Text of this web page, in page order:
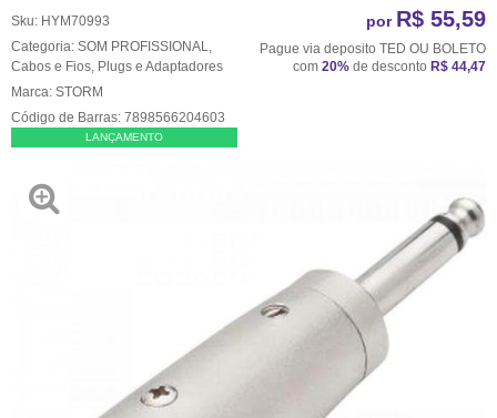
Sku: HYM70993
Categoria: SOM PROFISSIONAL
Cabos e Fios Plugs e Adaptadores
Marca: STORM
Código de Barras: 7898566204603
LANÇAMENTO
por R$ 55,59
Pague via deposito TED OU BOLETO
com 20% de desconto R$ 44,47